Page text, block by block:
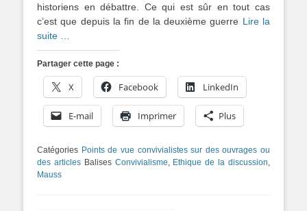
historiens en débattre. Ce qui est sûr en tout cas
c’est que depuis la fin de la deuxième guerre Lire la
suite …
Partager cette page :
X Facebook LinkedIn
E-mail Imprimer Plus
Catégories Points de vue convivialistes sur des ouvrages ou
des articlesBalises Convivialisme, Ethique de la discussion,
Mauss